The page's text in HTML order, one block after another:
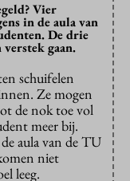
Vier
in de aula van
De drie
gaan.
schuifelen
Ze mogen
de nok toe vol
meer bij.
aula van de TU
niet
leeg.